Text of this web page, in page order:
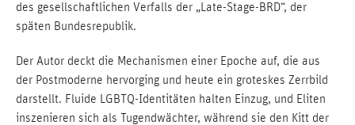
des gesellschaftlichen Verfalls der „Late-Stage-BRD“, der
späten Bundesrepublik.
Der Autor deckt die Mechanismen einer Epoche auf, die aus
der Postmoderne hervorging und heute ein groteskes Zerrbild
darstellt. Fluide LGBTQ-Identitäten halten Einzug, und Eliten
inszenieren sich als Tugendwächter, während sie den Kitt der